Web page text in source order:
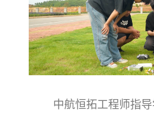
中航恒拓工程师指